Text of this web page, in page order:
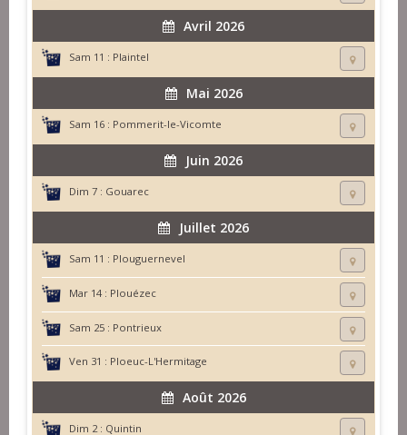
Avril 2026
Sam 11 : Plaintel
Mai 2026
Sam 16 : Pommerit-le-Vicomte
Juin 2026
Dim 7 : Gouarec
Juillet 2026
Sam 11 : Plouguernevel
Mar 14 : Plouézec
Sam 25 : Pontrieux
Ven 31 : Ploeuc-L'Hermitage
Août 2026
Dim 2 : Quintin